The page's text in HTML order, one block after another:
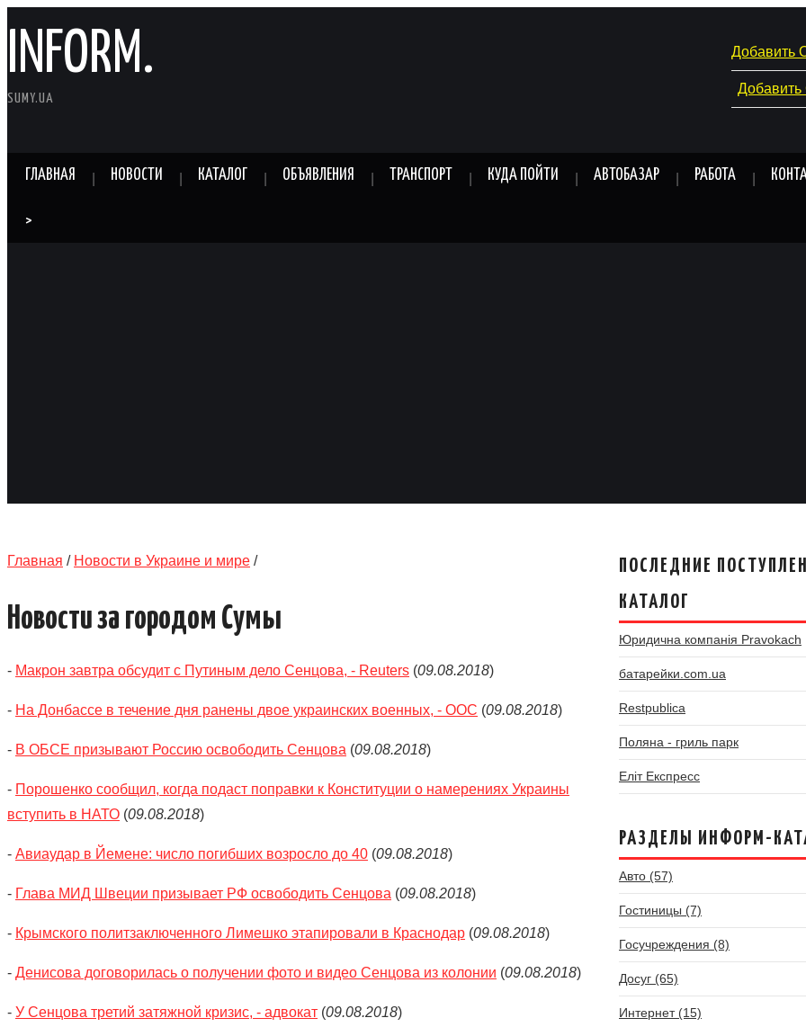
INFORM.
SUMY.UA
Добавить
ГЛАВНАЯ НОВОСТИ КАТАЛОГ ОБЪЯВЛЕНИЯ ТРАНСПОРТ КУДА ПОЙТИ АВТОБАЗАР РАБОТА
>
Главная / Новости в Украине и мире /
Новости за городом Сумы
- Макрон завтра обсудит с Путиным дело Сенцова, - Reuters (09.08.2018)
- На Донбассе в течение дня ранены двое украинских военных, - ООС (09.08.2018)
- В ОБСЕ призывают Россию освободить Сенцова (09.08.2018)
- Порошенко сообщил, когда подаст поправки к Конституции о намерениях Украины
вступить в НАТО (09.08.2018)
- Авиаудар в Йемене: число погибших возросло до 40 (09.08.2018)
- Глава МИД Швеции призывает РФ освободить Сенцова (09.08.2018)
- Крымского политзаключенного Лимешко этапировали в Краснодар (09.08.2018)
- Денисова договорилась о получении фото и видео Сенцова из колонии (09.08.2018)
- У Сенцова третий затяжной кризис, - адвокат (09.08.2018)
ПОСЛЕДНИЕ
КАТАЛОГ
Юридична компанія Pravokach
батарейки.com.ua
Restpublica
Поляна - гриль парк
Еліт Експресс
РАЗДЕЛЫ ИНФОРМ-
Авто (57)
Гостиницы (7)
Госучреждения (8)
Досуг (65)
Интернет (15)